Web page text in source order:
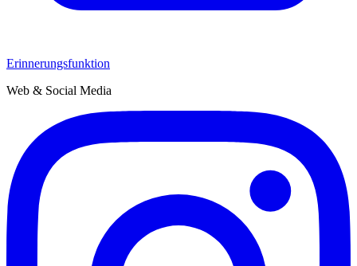
Erinnerungsfunktion
Web & Social Media